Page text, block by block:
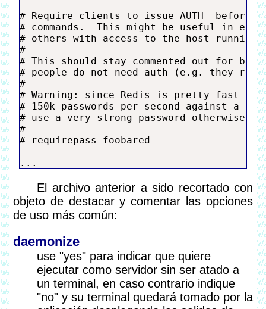
# Require clients to issue AUTH
before
# commands.  This might be useful in
# others with access to the host running
#
# This should stay commented out for
# people do not need auth (e.g. they run
#
# Warning: since Redis is pretty fast an
# 150k passwords per second against a
# use a very strong password otherwise
#
# requirepass foobared
El archivo anterior a sido recortado con
objeto de destacar y comentar las opciones
de uso más común:
daemonize
use "yes" para indicar que quiere
ejecutar como servidor sin ser atado a
un terminal, en caso contrario indique
"no" y su terminal quedará tomado por la